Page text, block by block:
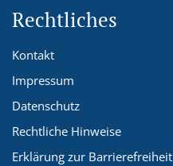
Rechtliches
Kontakt
Impressum
Datenschutz
Rechtliche Hinweise
Erklärung zur Barrierefreiheit